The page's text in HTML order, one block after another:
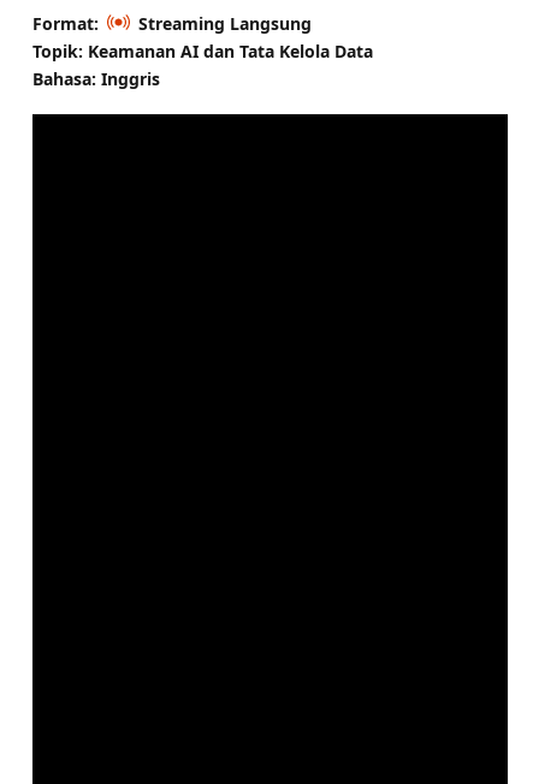
Format:
Streaming Langsung
Topik: Keamanan AI dan Tata Kelola Data
Bahasa: Inggris